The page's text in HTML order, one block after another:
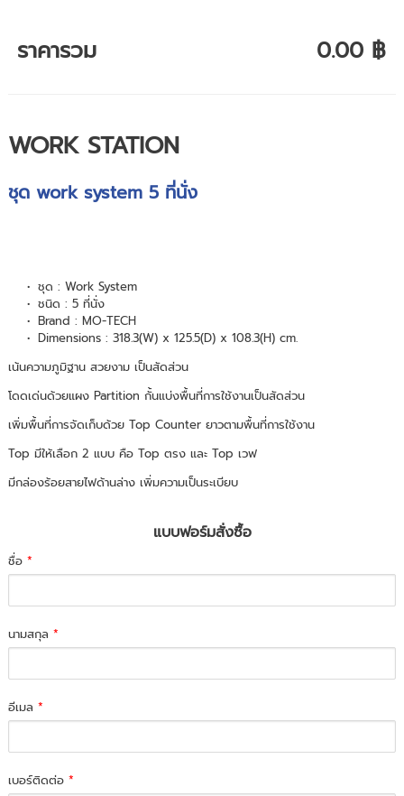
ราคารวม 0.00 ฿
WORK STATION
ชุด work system 5 ที่นั่ง
ชุด : Work System
ชนิด : 5 ที่นั่ง
Brand : MO-TECH
Dimensions : 318.3(W) x 125.5(D) x 108.3(H) cm.
เน้นความภูมิฐาน สวยงาม เป็นสัดส่วน
โดดเด่นด้วยแผง Partition กั้นแบ่งพื้นที่การใช้งานเป็นสัดส่วน
เพิ่มพื้นที่การจัดเก็บด้วย Top Counter ยาวตามพื้นที่การใช้งาน
Top มีให้เลือก 2 แบบ คือ Top ตรง และ Top เวฟ
มีกล่องร้อยสายไฟด้านล่าง เพิ่มความเป็นระเบียบ
แบบฟอร์มสั่งซื้อ
ชื่อ*
นามสกุล*
อีเมล*
เบอร์ติดต่อ*